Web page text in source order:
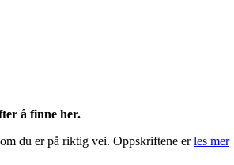
å finne her.
du er på riktig vei. Oppskriftene erles mer